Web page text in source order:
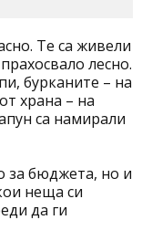
Те са живели
лесно.
бурканите – на
храна – на
са намирали
за бюджета, но и
неща си
да ги